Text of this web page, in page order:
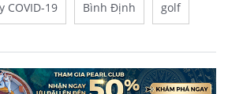
COVID-19 Bình Định golf